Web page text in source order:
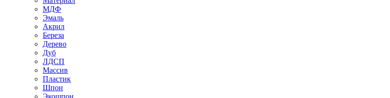
МДФ
Эмаль
Акрил
Береза
Дерево
Дуб
ЛДСП
Массив
Пластик
Шпон
Экошпон